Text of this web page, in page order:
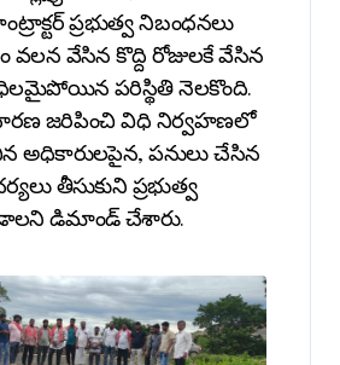
ప్రభుత్వ నిబంధనలు
వేసిన కొద్ది రోజులకే వేసిన
పరిస్థితి నెలకొంది.
జరిపించి విధి నిర్వహణలో
అధికారులపైన, పనులు చేసిన
తీసుకుని ప్రభుత్వ
డిమాండ్ చేశారు.